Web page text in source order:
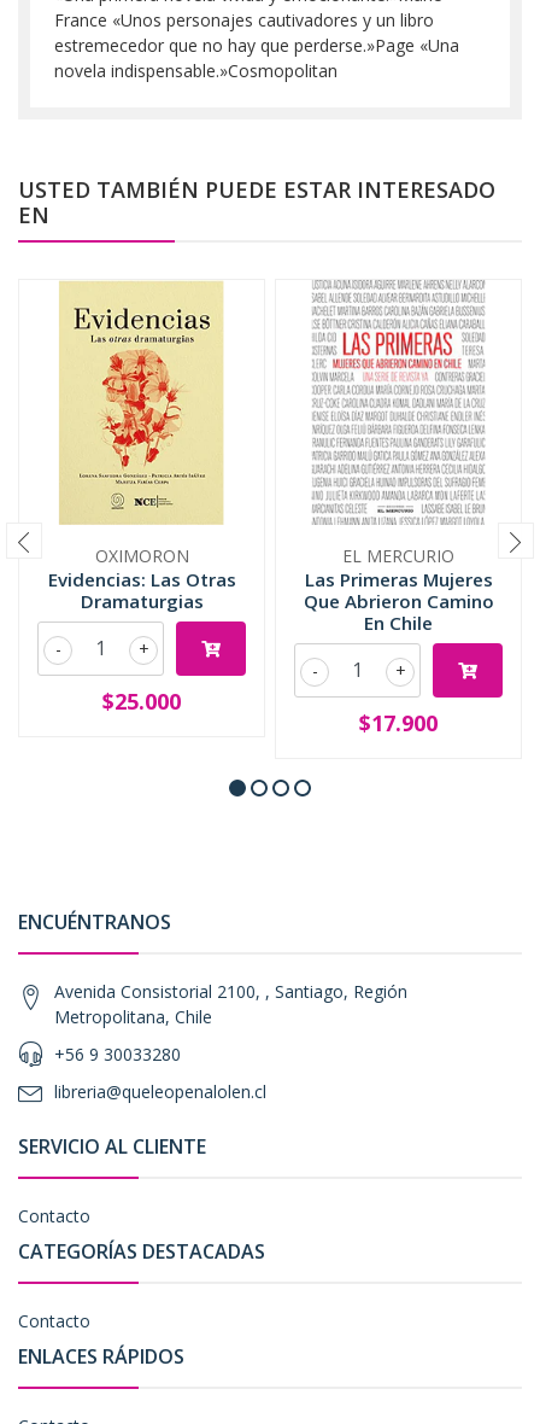
France «Unos personajes cautivadores y un libro
estremecedor que no hay que perderse.»Page «Una
novela indispensable.»Cosmopolitan
USTED TAMBIÉN PUEDE ESTAR INTERESADO
EN
OXIMORON
Evidencias: Las Otras
Dramaturgias
+
-
$25.000
EL MERCURIO
Las Primeras Mujeres
Que Abrieron Camino
En Chile
+
-
$17.900
ENCUÉNTRANOS
Avenida Consistorial 2100, , Santiago, Región
Metropolitana, Chile
+56 9 30033280
libreria@queleopenalolen.cl
SERVICIO AL CLIENTE
Contacto
CATEGORÍAS DESTACADAS
Contacto
ENLACES RÁPIDOS